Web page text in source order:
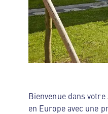
Bienvenue dans
en Europe avec une